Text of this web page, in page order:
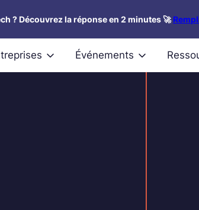
? Découvrez la réponse en 2 minutes 🚀
Événements